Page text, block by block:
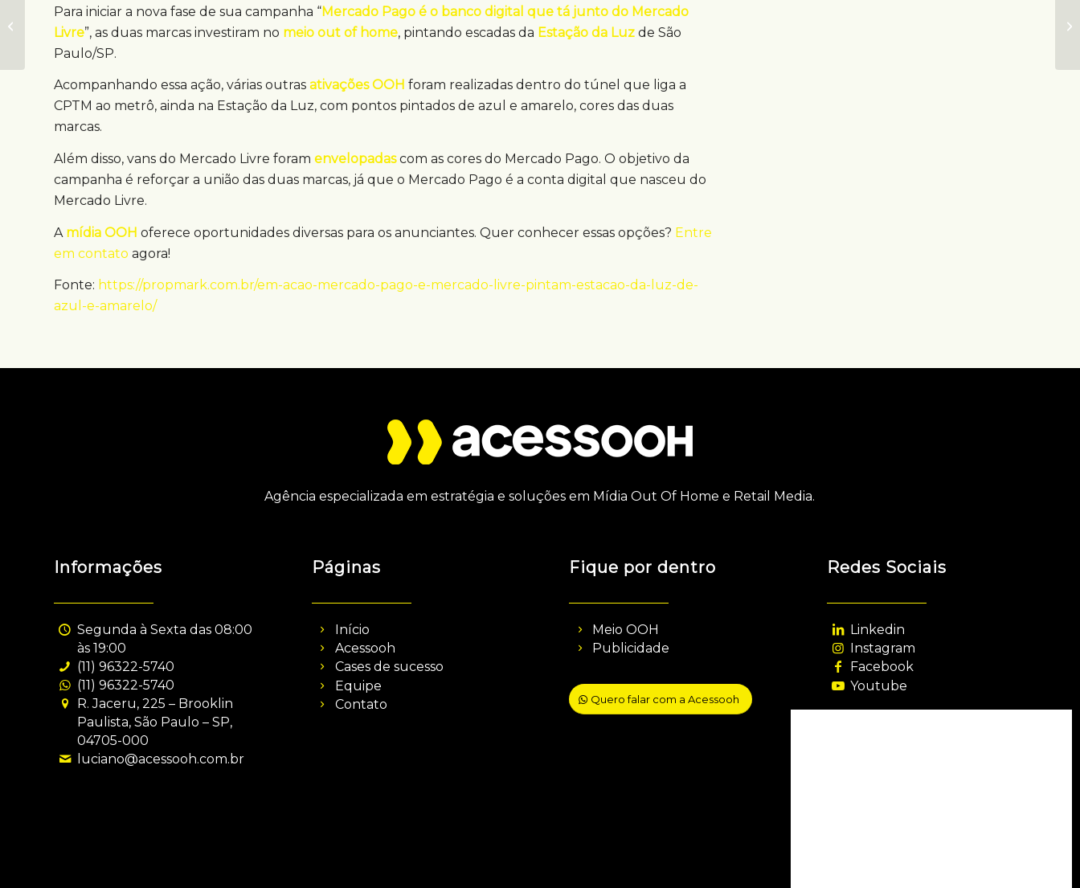
Para iniciar a nova fase de sua campanha “Mercado Pago é o banco digital que tá junto do Mercado
Livre”, as duas marcas investiram no meio out of home, pintando escadas da Estação da Luz de São
Paulo/SP.
Acompanhando essa ação, várias outras ativações OOH foram realizadas dentro do túnel que liga a
CPTM ao metrô, ainda na Estação da Luz, com pontos pintados de azul e amarelo, cores das duas
marcas.
Além disso, vans do Mercado Livre foram envelopadascom as cores do Mercado Pago. O objetivo da
campanha é reforçar a união das duas marcas, já que o Mercado Pago é a conta digital que nasceu do
Mercado Livre.
A mídia OOH oferece oportunidades diversas para os anunciantes. Quer conhecer essas opções? Entre
em contato agora!
Fonte: https://propmark.com.br/em-acao-mercado-pago-e-mercado-livre-pintam-estacao-da-luz-de-
azul-e-amarelo/
Agência especializada em estratégia e soluções em Mídia Out Of Home e Retail Media.
Informações
Segunda à Sexta das 08:00
às 19:00
(11) 96322-5740
(11) 96322-5740
R. Jaceru, 225 – Brooklin
Paulista, São Paulo – SP,
04705-000
luciano@acessooh.com.br
Páginas
Início
Acessooh
Cases de sucesso
Equipe
Contato
Fique por dentro
Meio OOH
Publicidade
Quero falar com a Acessooh
Redes Sociais
Linkedin
Instagram
Facebook
Youtube
Ativação OOH em
ciclovia anima verão
paulistano